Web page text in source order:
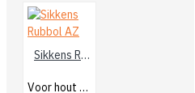
Sikkens Rubbol AZ
Voor hout buiten